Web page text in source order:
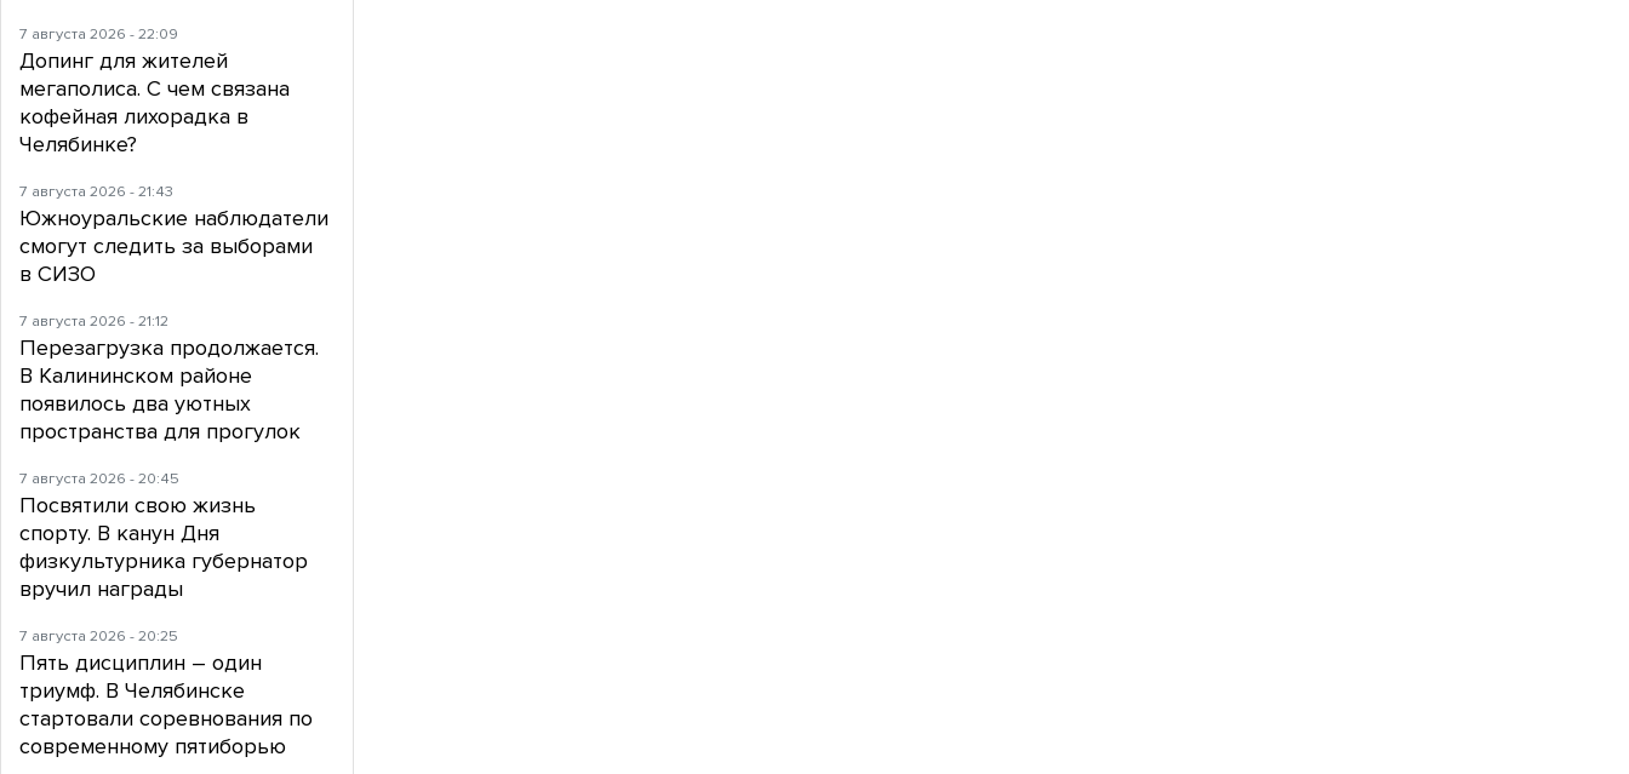
7 августа 2026 - 22:09
Допинг для жителей
мегаполиса. С чем связана
кофейная лихорадка в
Челябинке?
7 августа 2026 - 21:43
Южноуральские наблюдатели
смогут следить за выборами
в СИЗО
7 августа 2026 - 21:12
Перезагрузка продолжается.
В Калининском районе
появилось два уютных
пространства для прогулок
7 августа 2026 - 20:45
Посвятили свою жизнь
спорту. В канун Дня
физкультурника губернатор
вручил награды
7 августа 2026 - 20:25
Пять дисциплин – один
триумф. В Челябинске
стартовали соревнования по
современному пятиборью